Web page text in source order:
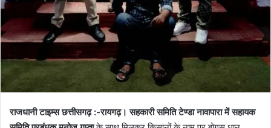
राजधानी टाइम्स छत्तीसगढ़ :-रायगढ़। सहकारी समिति टेण्डा नावापारा में सहायक